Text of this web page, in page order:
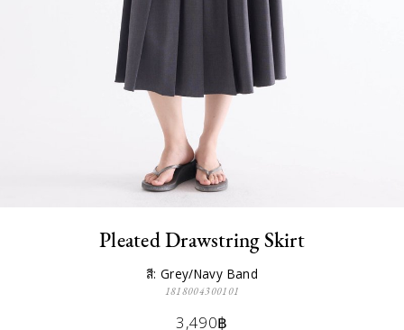
Pleated Drawstring Skirt
สี: Grey/Navy Band
1818004300101
3,490฿